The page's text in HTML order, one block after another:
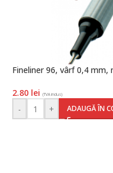
Fineliner 96, vârf 0,4 mm,
2.80 lei (TVA inclus)
- + ADAUGĂ ÎN